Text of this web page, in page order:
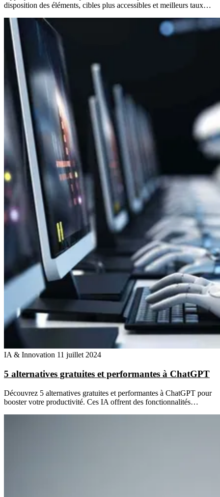
disposition des éléments, cibles plus accessibles et meilleurs taux…
IA & Innovation 11 juillet 2024
5 alternatives gratuites et performantes à ChatGPT
Découvrez 5 alternatives gratuites et performantes à ChatGPT pour
booster votre productivité. Ces IA offrent des fonctionnalités…